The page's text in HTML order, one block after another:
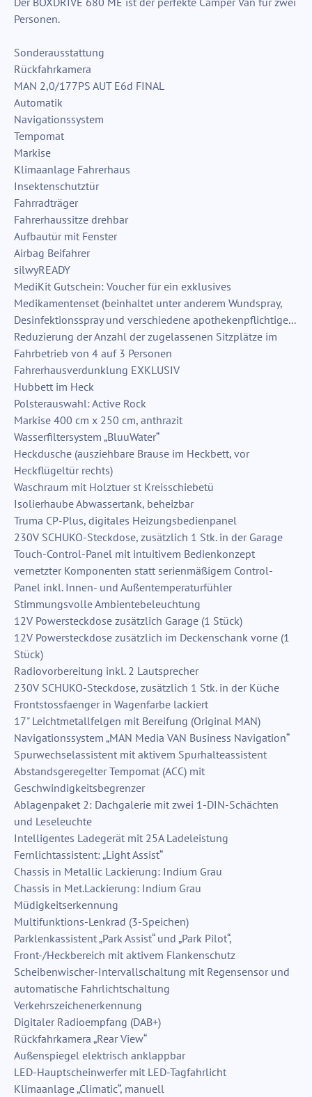
Personen.
Sonderausstattung
Rückfahrkamera
MAN 2,0/177PS AUT E6d FINAL
Automatik
Navigationssystem
Tempomat
Markise
Klimaanlage Fahrerhaus
Insektenschutztür
Fahrradträger
Fahrerhaussitze drehbar
Aufbautür mit Fenster
Airbag Beifahrer
silwyREADY
MediKit Gutschein: Voucher für ein exklusives
Medikamentenset (beinhaltet unter anderem Wundspray,
Desinfektionsspray und verschiedene apothekenpflichtige...
Reduzierung der Anzahl der zugelassenen Sitzplätze im
Fahrbetrieb von 4 auf 3 Personen
Fahrerhausverdunklung EXKLUSIV
Hubbett im Heck
Polsterauswahl: Active Rock
Markise 400 cm x 250 cm, anthrazit
Wasserfiltersystem „BluuWater“
Heckdusche (ausziehbare Brause im Heckbett, vor
Heckflügeltür rechts)
Waschraum mit Holztuer st Kreisschiebetü
Isolierhaube Abwassertank, beheizbar
Truma CP-Plus, digitales Heizungsbedienpanel
230V SCHUKO-Steckdose, zusätzlich 1 Stk. in der Garage
Touch-Control-Panel mit intuitivem Bedienkonzept
vernetzter Komponenten statt serienmäßigem Control-
Panel inkl. Innen- und Außentemperaturfühler
Stimmungsvolle Ambientebeleuchtung
12V Powersteckdose zusätzlich Garage (1 Stück)
12V Powersteckdose zusätzlich im Deckenschank vorne (1
Stück)
Radiovorbereitung inkl. 2 Lautsprecher
230V SCHUKO-Steckdose, zusätzlich 1 Stk. in der Küche
Frontstossfaenger in Wagenfarbe lackiert
17" Leichtmetallfelgen mit Bereifung (Original MAN)
Navigationssystem „MAN Media VAN Business Navigation“
Spurwechselassistent mit aktivem Spurhalteassistent
Abstandsgeregelter Tempomat (ACC) mit
Geschwindigkeitsbegrenzer
Ablagenpaket 2: Dachgalerie mit zwei 1-DIN-Schächten
und Leseleuchte
Intelligentes Ladegerät mit 25A Ladeleistung
Fernlichtassistent: „Light Assist“
Chassis in Metallic Lackierung: Indium Grau
Chassis in Met.Lackierung: Indium Grau
Müdigkeitserkennung
Multifunktions-Lenkrad (3-Speichen)
Parklenkassistent „Park Assist“ und „Park Pilot“,
Front-/Heckbereich mit aktivem Flankenschutz
Scheibenwischer-Intervallschaltung mit Regensensor und
automatische Fahrlichtschaltung
Verkehrszeichenerkennung
Digitaler Radioempfang (DAB+)
Rückfahrkamera „Rear View“
Außenspiegel elektrisch anklappbar
LED-Hauptscheinwerfer mit LED-Tagfahrlicht
Klimaanlage „Climatic“, manuell